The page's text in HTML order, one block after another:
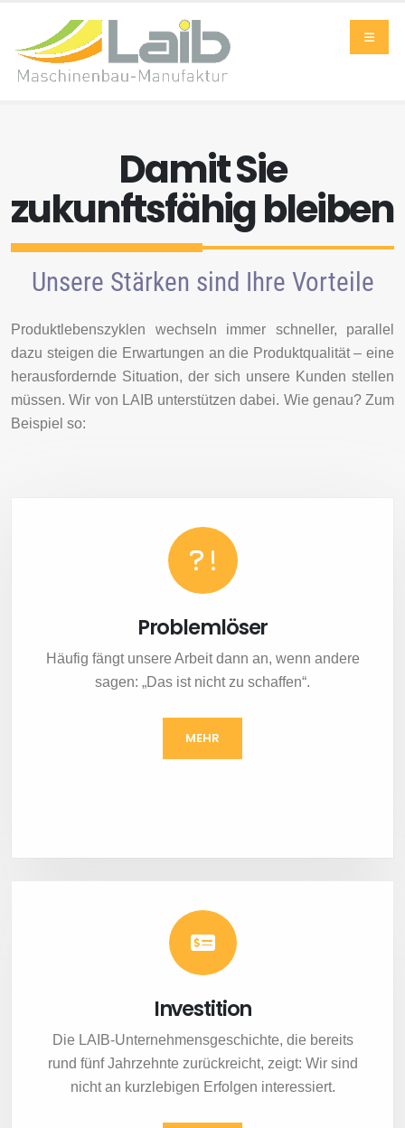
Damit Sie
zukunftsfähig bleiben
Unsere Stärken sind Ihre Vorteile
Produktlebenszyklen wechseln immer schneller, parallel
dazu steigen die Erwartungen an die Produktqualität – eine
herausfordernde Situation, der sich unsere Kunden stellen
müssen. Wir von LAIB unterstützen dabei. Wie genau? Zum
Beispiel so:
Problemlöser
Häufig fängt unsere Arbeit dann an, wenn andere
sagen: „Das ist nicht zu schaffen“.
MEHR
Investition
Die LAIB-Unternehmensgeschichte, die bereits
rund fünf Jahrzehnte zurückreicht, zeigt: Wir sind
nicht an kurzlebigen Erfolgen interessiert.